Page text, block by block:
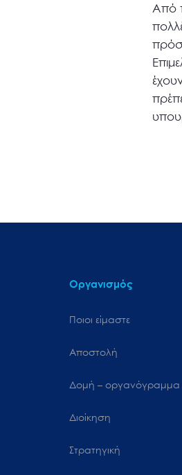
Από
Οργανισμός
Ποιοι είμαστε
Αποστολή
Δομή – οργανόγραμμα
Διοίκηση
Στρατηγική